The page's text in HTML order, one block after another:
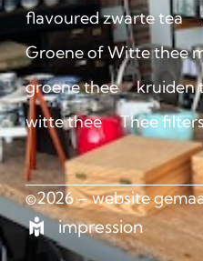
flavoured zwarte tea
Groene of Witte thee
groene thee
kruiden
witte thee
Thee
©2026 – website
impression